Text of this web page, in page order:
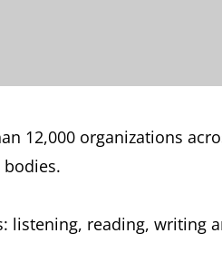
12,000 organizations
listening, reading, writing